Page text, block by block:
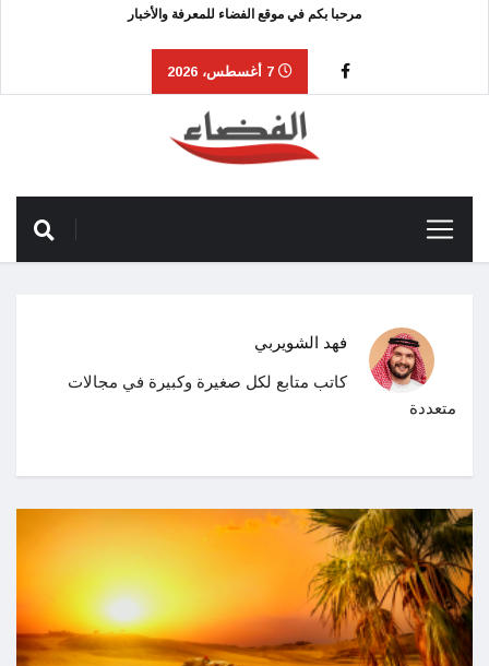
مرحبا بكم في موقع الفضاء للمعرفة والأخبار
فهد الشويربي
كاتب متابع لكل صغيرة وكبيرة في مجالات
متعددة